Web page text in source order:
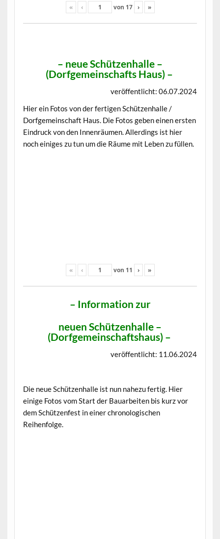
« ‹ von 17 › »
– neue Schützenhalle –
(Dorfgemeinschafts Haus)–
veröffentlicht: 06.07.2024
Hier ein Fotos von der fertigen Schützenhalle /
Dorfgemeinschaft Haus. Die Fotos geben einen ersten
Eindruck von den Innenräumen. Allerdings ist hier
noch einiges zu tun um die Räume mit Leben zu füllen.
« ‹ von 11 › »
– Information zur
neuen Schützenhalle –
(Dorfgemeinschaftshaus)–
veröffentlicht: 11.06.2024
Die neue Schützenhalle ist nun nahezu fertig. Hier
einige Fotos vom Start der Bauarbeiten bis kurz vor
dem Schützenfest in einer chronologischen
Reihenfolge.